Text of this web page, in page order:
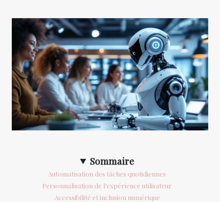
Sommaire
Automatisation des tâches quotidiennes
Personnalisation de l’expérience utilisateur
Accessibilité et inclusion numérique